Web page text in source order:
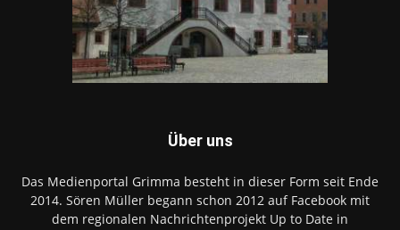
Über uns
Das Medienportal Grimma besteht in dieser Form seit Ende
2014. Sören Müller begann schon 2012 auf Facebook mit
dem regionalen Nachrichtenprojekt Up to Date in